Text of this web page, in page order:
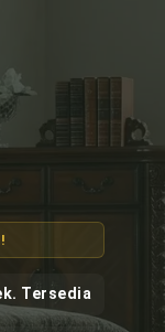
Tersedia